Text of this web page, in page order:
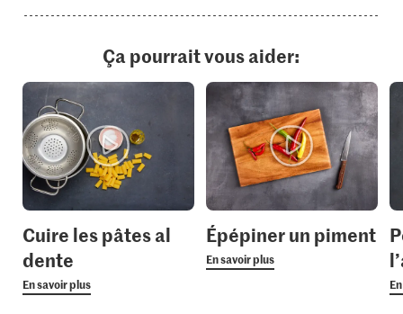
Ça pourrait vous aider:
Cuire les pâtes al
dente
En savoir plus
Épépiner un piment
En savoir plus